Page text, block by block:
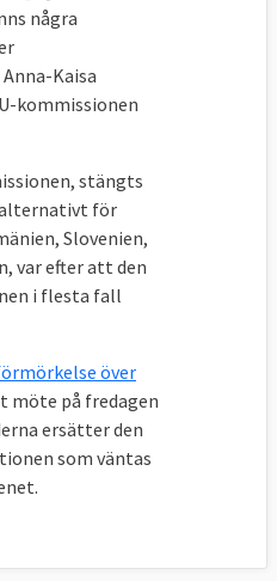
några
Kaisa
kommissionen
stängts
alternativt för
Slovenien,
var efter att den
i flesta fall
över
möte på fredagen
ersätter den
som väntas